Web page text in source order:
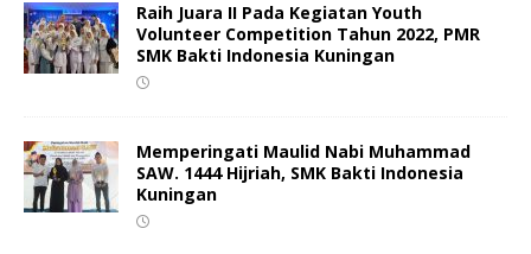
Raih Juara II Pada Kegiatan Youth
Volunteer Competition Tahun 2022, PMR
SMK Bakti Indonesia Kuningan
Memperingati Maulid Nabi Muhammad
SAW. 1444 Hijriah, SMK Bakti Indonesia
Kuningan